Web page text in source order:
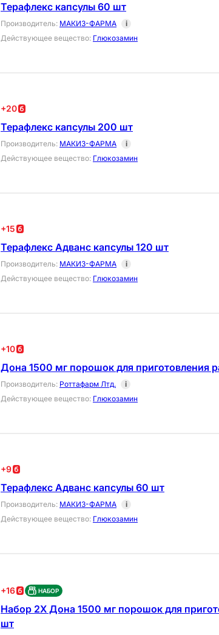
Терафлекс капсулы 60 шт
Производитель: МАКИЗ-ФАРМА
i
Действующее вещество: Глюкозамин
+20
Терафлекс капсулы 200 шт
Производитель: МАКИЗ-ФАРМА
i
Действующее вещество: Глюкозамин
+15
Терафлекс Адванс капсулы 120 шт
Производитель: МАКИЗ-ФАРМА
i
Действующее вещество: Глюкозамин
+10
Дона 1500 мг порошок для приготовления
Производитель: Роттафарм Лтд.
i
Действующее вещество: Глюкозамин
+9
Терафлекс Адванс капсулы 60 шт
Производитель: МАКИЗ-ФАРМА
i
Действующее вещество: Глюкозамин
+16 НАБОР
Набор 2X Дона 1500 мг порошок для
шт